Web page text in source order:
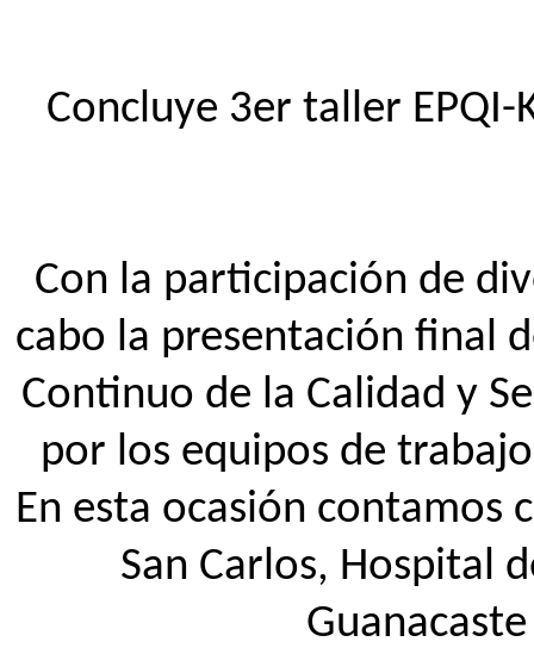
Concluye 3er taller
Con la participación de
cabo la presentación final
Continuo de la Calidad y
por los equipos de
En esta ocasión contamos
San Carlos, Hospital